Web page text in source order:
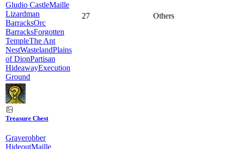
Gludio CastleMaille
Lizardman
BarracksOrc
BarracksForgotten
TempleThe Ant
NestWastelandPlains
of DionPartisan
HideawayExecution
Ground
27 Others
Treasure Chest
Graverobber
HideoutMaille